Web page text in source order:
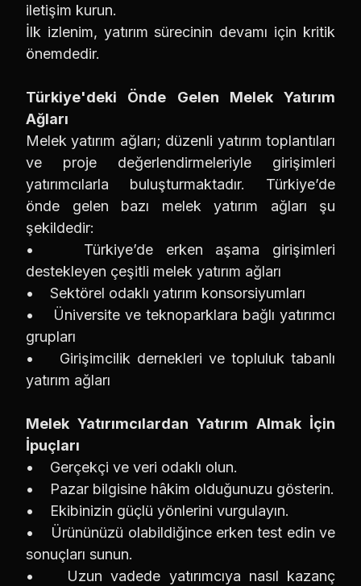
iletişim kurun.
İlk izlenim, yatırım sürecinin devamı için kritik
önemdedir.
Türkiye'deki Önde Gelen Melek Yatırım
Ağları
Melek yatırım ağları; düzenli yatırım toplantıları
ve proje değerlendirmeleriyle girişimleri
yatırımcılarla buluşturmaktadır. Türkiye’de
önde gelen bazı melek yatırım ağları şu
şekildedir:
• Türkiye’de erken aşama girişimleri
destekleyen çeşitli melek yatırım ağları
• Sektörel odaklı yatırım konsorsiyumları
• Üniversite ve teknoparklara bağlı yatırımcı
grupları
• Girişimcilik dernekleri ve topluluk tabanlı
yatırım ağları
Melek Yatırımcılardan Yatırım Almak İçin
İpuçları
• Gerçekçi ve veri odaklı olun.
• Pazar bilgisine hâkim olduğunuzu gösterin.
• Ekibinizin güçlü yönlerini vurgulayın.
• Ürününüzü olabildiğince erken test edin ve
sonuçları sunun.
• Uzun vadede yatırımcıya nasıl kazanç